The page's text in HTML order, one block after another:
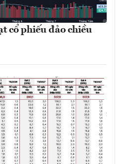
cổ phiếu đảo chiều